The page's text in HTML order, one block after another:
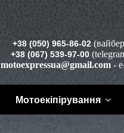
+38 (050) 965-86-02
+38 (067) 539-97-00
motoexpressua@gmail.com -
Мотоекіпірування